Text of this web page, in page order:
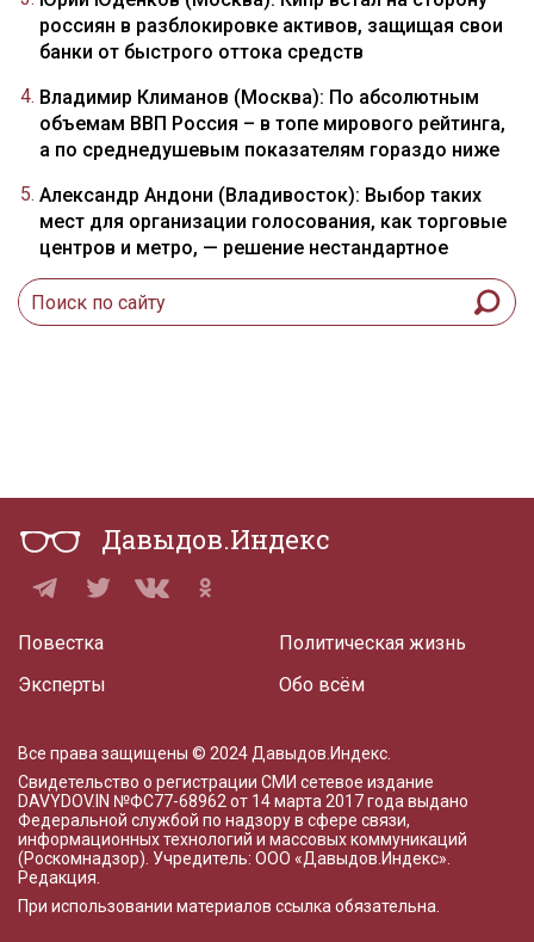
область)
36 58
Кара-оол
Шоолбан (Тыва)
37 63
Гусев Александр
(Воронежская
213
38 20
Кожемяко Олег
край)
213
39 31
(Северная
Александр
(Брянская
область)
42
Никитин Глеб
43
область)
44 36
Носов Сергей
(Магаданская
область)
167
45
(Самарская
россиян в разблокировке активов, защищая свои
банки от быстрого оттока средств
Владимир Климанов (Москва): По абсолютным
объемам ВВП Россия – в топе мирового рейтинга,
а по среднедушевым показателям гораздо ниже
Александр Андони (Владивосток): Выбор таких
мест для организации голосования, как торговые
центров и метро, — решение нестандартное
Давыдов.Индекс
Повестка
Эксперты
Политическая жизнь
Обо всём
Все права защищены © 2024 Давыдов.Индекс.
Свидетельство о регистрации СМИ сетевое издание
DAVYDOV.IN №ФС77-68962 от 14 марта 2017 года выдано
Федеральной службой по надзору в сфере связи,
информационных технологий и массовых коммуникаций
(Роскомнадзор). Учредитель: ООО «Давыдов.Индекс».
Редакция
При использовании материалов ссылка обязательна.